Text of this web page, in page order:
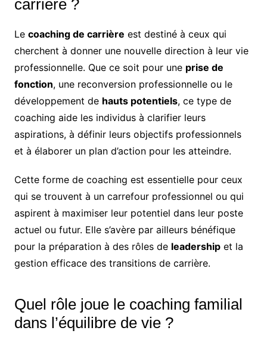
carrière ?
Le coaching de carrière est destiné à ceux qui
cherchent à donner une nouvelle direction à leur vie
professionnelle. Que ce soit pour une prise de
fonction, une reconversion professionnelle ou le
développement de hauts potentiels, ce type de
coaching aide les individus à clarifier leurs
aspirations, à définir leurs objectifs professionnels
et à élaborer un plan d’action pour les atteindre.
Cette forme de coaching est essentielle pour ceux
qui se trouvent à un carrefour professionnel ou qui
aspirent à maximiser leur potentiel dans leur poste
actuel ou futur. Elle s’avère par ailleurs bénéfique
pour la préparation à des rôles de leadershipet la
gestion efficace des transitions de carrière.
Quel rôle joue le coaching familial
dans l’équilibre de vie ?